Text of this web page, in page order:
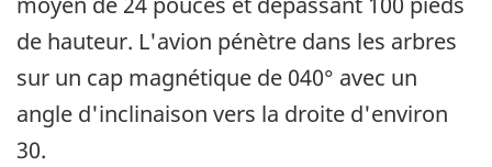
de hauteur. L'avion pénètre dans les arbres
sur un cap magnétique de 040° avec un
angle d'inclinaison vers la droite d'environ
30.